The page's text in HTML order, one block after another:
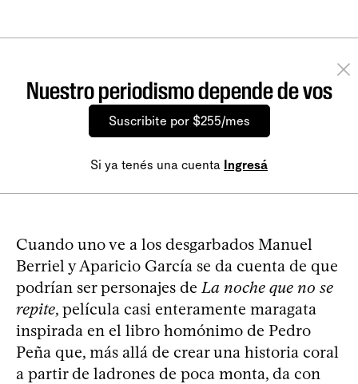
Nuestro periodismo depende de vos
Suscribite por $255/mes
Si ya tenés una cuenta Ingresá
Cuando uno ve a los desgarbados Manuel
Berriel y Aparicio García se da cuenta de que
podrían ser personajes de La noche que no se
repite, película casi enteramente maragata
inspirada en el libro homónimo de Pedro
Peña que, más allá de crear una historia coral
a partir de ladrones de poca monta, da con